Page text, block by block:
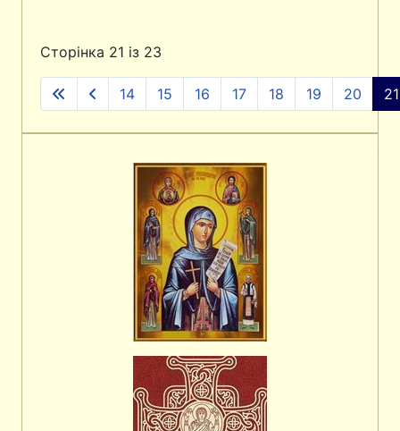
Сторінка 21 із 23
14 15 16 17 18 19 20 21